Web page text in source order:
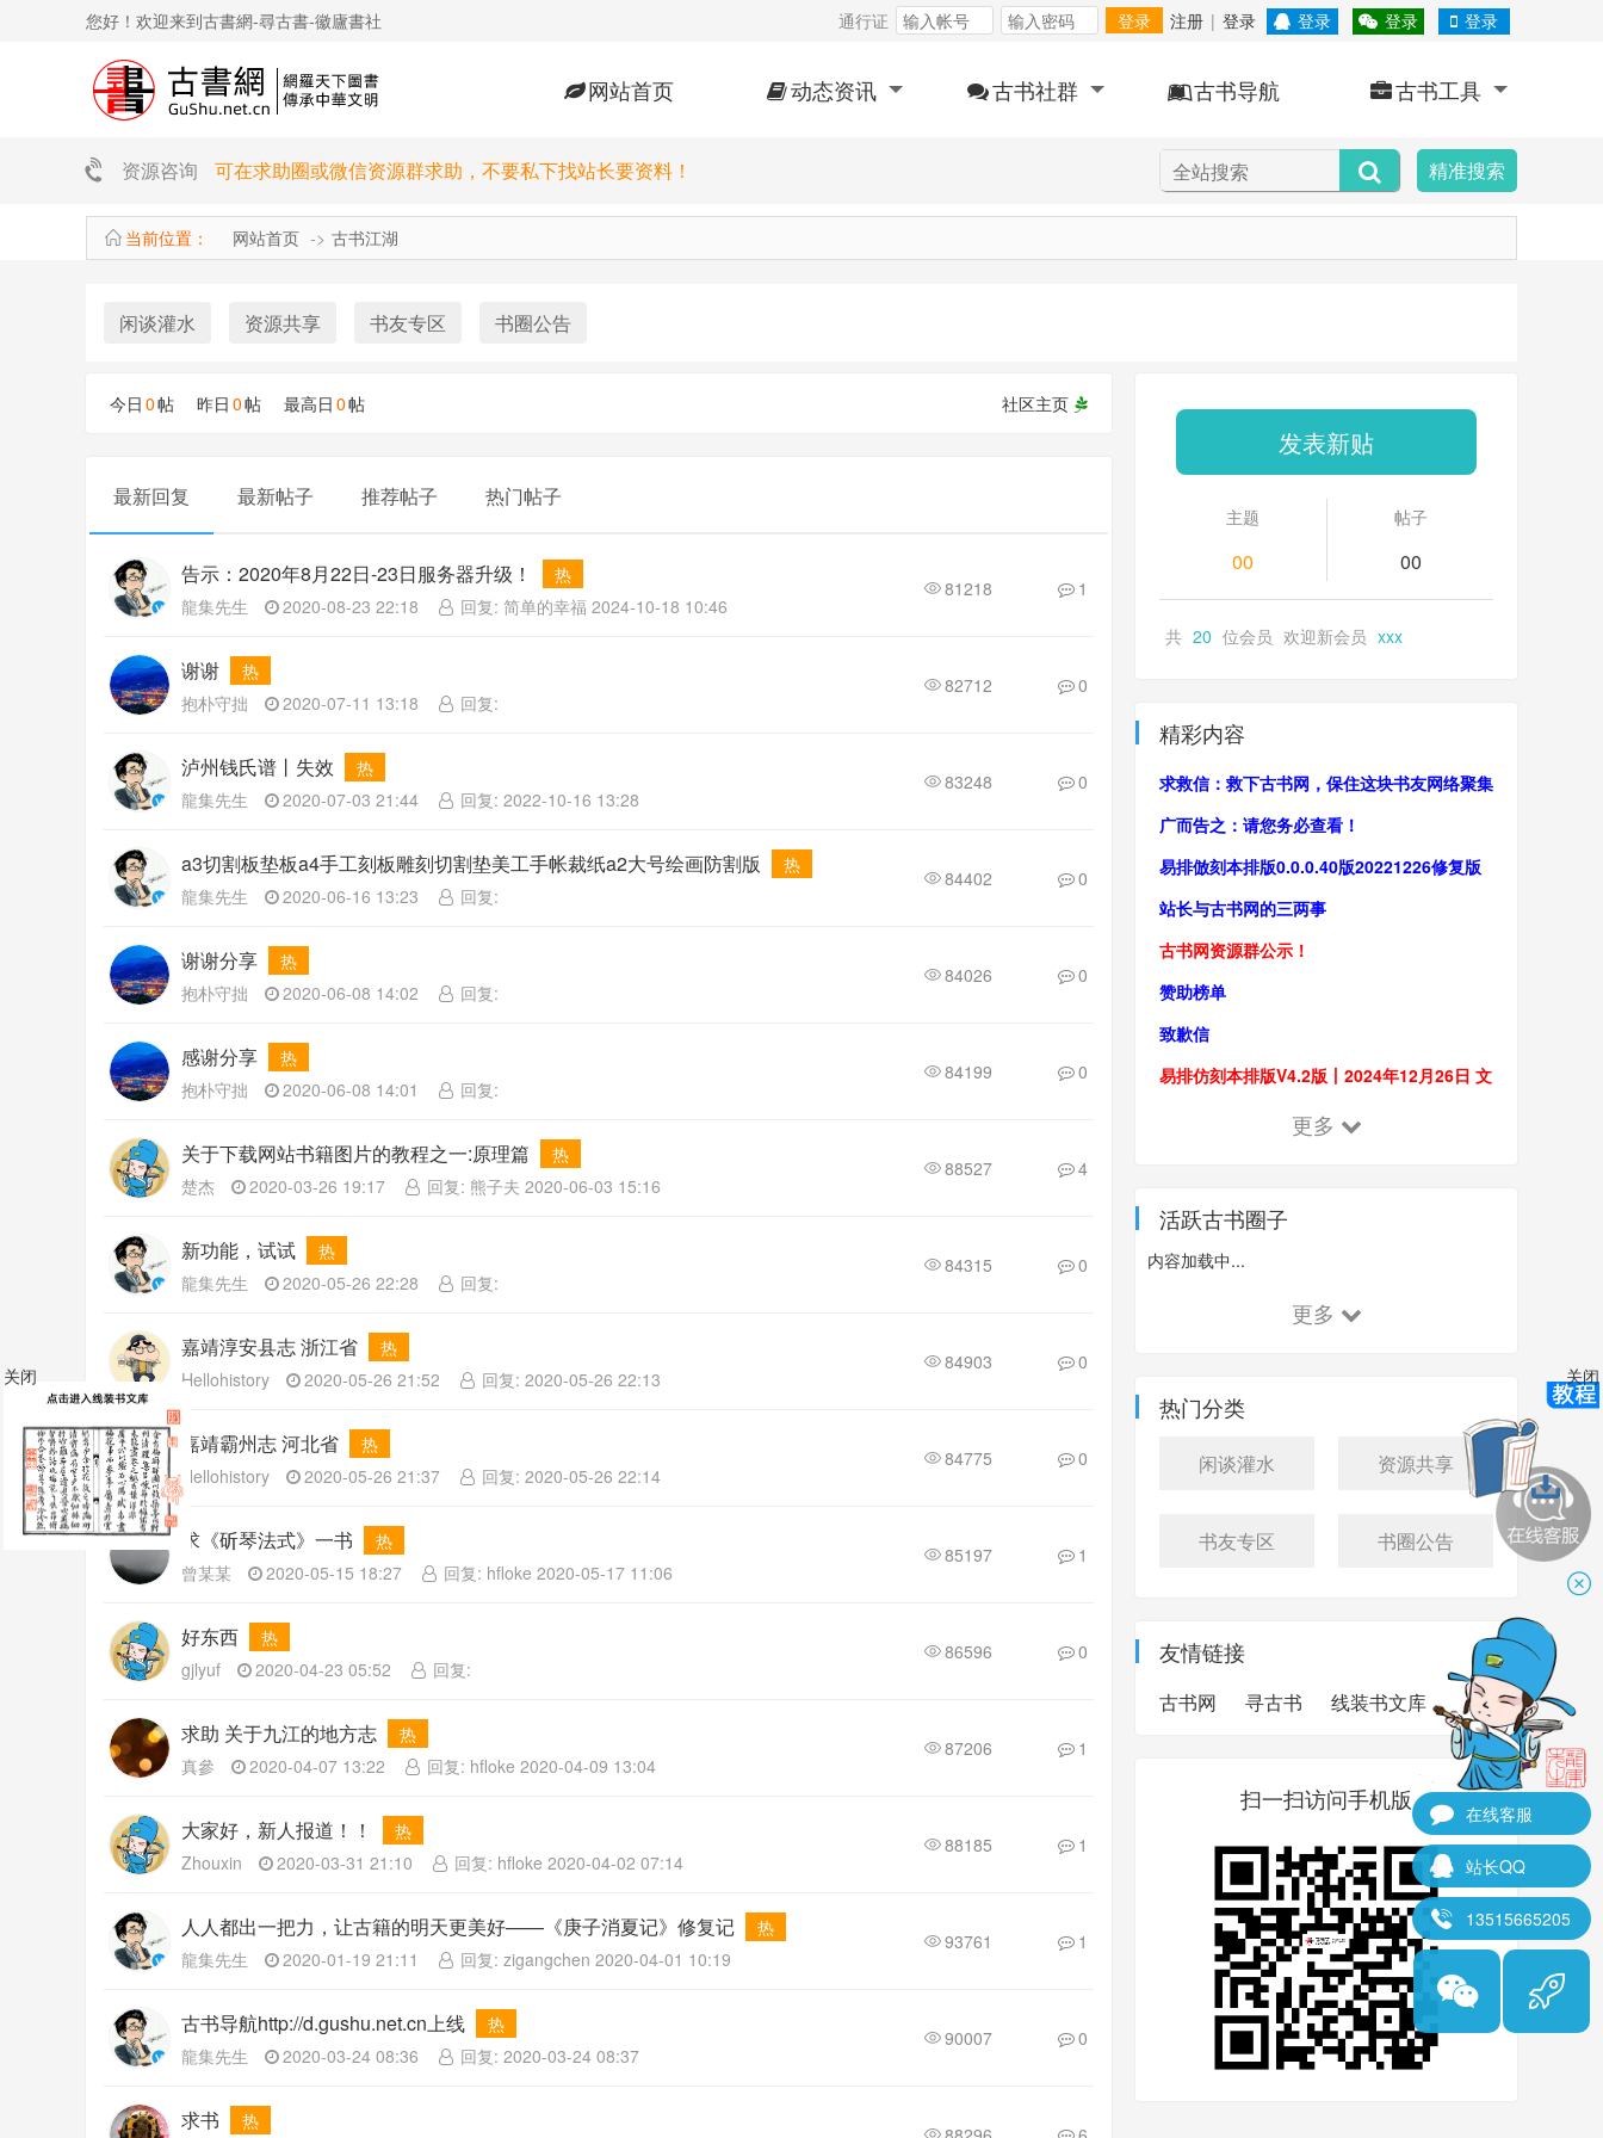
关闭
关闭
您好！欢迎来到古書網-尋古書-徽廬書社 通行证 登录 注册 | 登录 登录 登录 登录
网站首页 动态资讯 古书社群 古书导航 古书工具
资源咨询 可在求助圈或微信资源群求助，不要私下找站长要资料！ 精准搜索
当前位置： 网站首页 古书江湖
闲谈灌水 资源共享 书友专区 书圈公告
今日 0帖 昨日 0帖 最高日 0帖 社区主页
最新回复 最新帖子 推荐帖子 热门帖子
告示：2020年8月22日-23日服务器升级！
热
龍集先生
2020-08-23 22:18 回复: 简单的幸福 2024-10-18 10:46
81218 1
谢谢
热
抱朴守拙
2020-07-11 13:18 回复:
82712 0
泸州钱氏谱丨失效
热
龍集先生
2020-07-03 21:44 回复: 2022-10-16 13:28
83248 0
a3切割板垫板a4手工刻板雕刻切割垫美工手帐裁纸a2大号绘画防割版
热
龍集先生
2020-06-16 13:23 回复:
84402 0
谢谢分享
热
抱朴守拙
2020-06-08 14:02 回复:
84026 0
感谢分享
热
抱朴守拙
2020-06-08 14:01 回复:
84199 0
关于下载网站书籍图片的教程之一:原理篇
热
楚杰
2020-03-26 19:17 回复: 熊子夫 2020-06-03 15:16
88527 4
新功能，试试
热
龍集先生
2020-05-26 22:28 回复:
84315 0
嘉靖淳安县志 浙江省
热
Hellohistory
2020-05-26 21:52 回复: 2020-05-26 22:13
84903 0
嘉靖霸州志 河北省
热
Hellohistory
2020-05-26 21:37 回复: 2020-05-26 22:14
84775 0
求《斫琴法式》一书
热
曾某某
2020-05-15 18:27 回复: hfloke 2020-05-17 11:06
85197 1
好东西
热
gjlyuf
2020-04-23 05:52 回复:
86596 0
求助 关于九江的地方志
热
真參
2020-04-07 13:22 回复: hfloke 2020-04-09 13:04
87206 1
大家好，新人报道！！
热
Zhouxin
2020-03-31 21:10 回复: hfloke 2020-04-02 07:14
88185 1
人人都出一把力，让古籍的明天更美好——《庚子消夏记》修复记
热
龍集先生
2020-01-19 21:11 回复: zigangchen 2020-04-01 10:19
93761 1
古书导航http://d.gushu.net.cn上线
热
龍集先生
2020-03-24 08:36 回复: 2020-03-24 08:37
90007 0
求书
热
发表新贴
主题
00
帖子
00
共 20 位会员 欢迎新会员 xxx
精彩内容
求救信：救下古书网，保住这块书友网络聚集
地！
广而告之：请您务必查看！
易排倣刻本排版0.0.0.40版20221226修复版
站长与古书网的三两事
古书网资源群公示！
赞助榜单
致歉信
易排仿刻本排版V4.2版丨2024年12月26日 文
更多
活跃古书圈子
内容加载中...
更多
热门分类
闲谈灌水 资源共享
书友专区 书圈公告
友情链接
古书网 寻古书 线装书文库
扫一扫访问手机版 在线客服
站长QQ
13515665205